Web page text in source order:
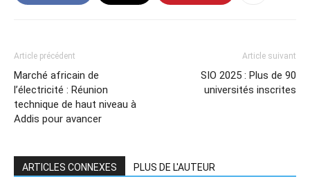
Article précédent
Marché africain de
l’électricité : Réunion
technique de haut niveau à
Addis pour avancer
Article suivant
SIO 2025 : Plus de 90
universités inscrites
ARTICLES CONNEXES PLUS DE L'AUTEUR